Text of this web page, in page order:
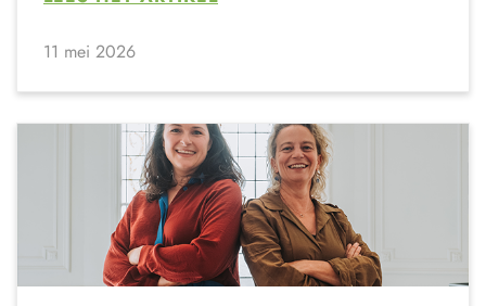
11 mei 2026